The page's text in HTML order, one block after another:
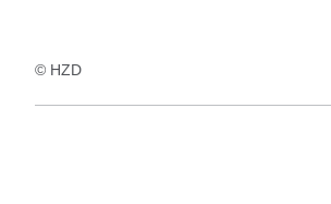
© HZD